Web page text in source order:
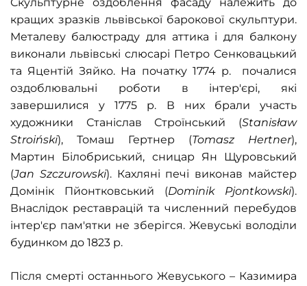
кращих зразків львівської барокової скульптури.
Металеву балюстраду для аттика і для балкону
виконали львівські слюсарі Петро Сенковацький
та Яцентій Зяйко. На початку 1774 р. почалися
оздоблювальні роботи в інтер'єрі, які
завершилися у 1775 р. В них брали участь
художники Станіслав Строїнський (Stanisław
Stroiński), Томаш Гертнер (Tomasz Hertner),
Мартин Білобриський, сницар Ян Щуровський
(Jan Szczurowski). Кахляні печі виконав майстер
Домінік Пйонтковський (Dominik Pjontkowski).
Внаслідок реставрацій та численний перебудов
інтер'єр пам'ятки не зберігся. Жевуські володіли
будинком до 1823 р.
Після смерті останнього Жевуського – Казимира